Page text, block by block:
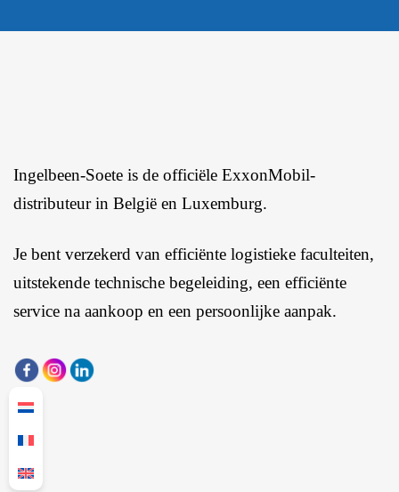
Ingelbeen-Soete is de officiële ExxonMobil-
distributeur in België en Luxemburg.
Je bent verzekerd van efficiënte logistieke faculteiten,
uitstekende technische begeleiding, een efficiënte
service na aankoop en een persoonlijke aanpak.